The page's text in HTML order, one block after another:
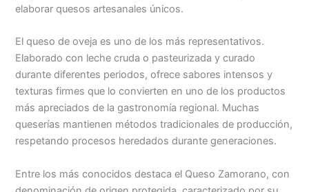
elaborar quesos artesanales únicos.
El queso de oveja es uno de los más representativos.
Elaborado con leche cruda o pasteurizada y curado
durante diferentes periodos, ofrece sabores intensos y
texturas firmes que lo convierten en uno de los productos
más apreciados de la gastronomía regional. Muchas
queserías mantienen métodos tradicionales de producción,
respetando procesos heredados durante generaciones.
Entre los más conocidos destaca el Queso Zamorano, con